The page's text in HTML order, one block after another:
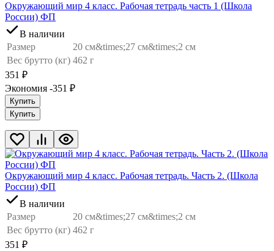
Окружающий мир 4 класс. Рабочая тетрадь часть 1 (Школа
России) ФП
В наличии
Размер
20 см&times;27 см&times;2 см
Вес брутто (кг) 462 г
351 ₽
Экономия -351 ₽
Купить
Купить
Окружающий мир 4 класс. Рабочая тетрадь. Часть 2. (Школа
России) ФП
В наличии
Размер
20 см&times;27 см&times;2 см
Вес брутто (кг) 462 г
351 ₽